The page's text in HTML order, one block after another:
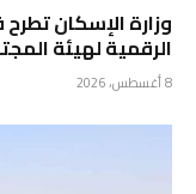
وزارة الإسكان
الرقمية لهيئة
8 أغسطس، 2026